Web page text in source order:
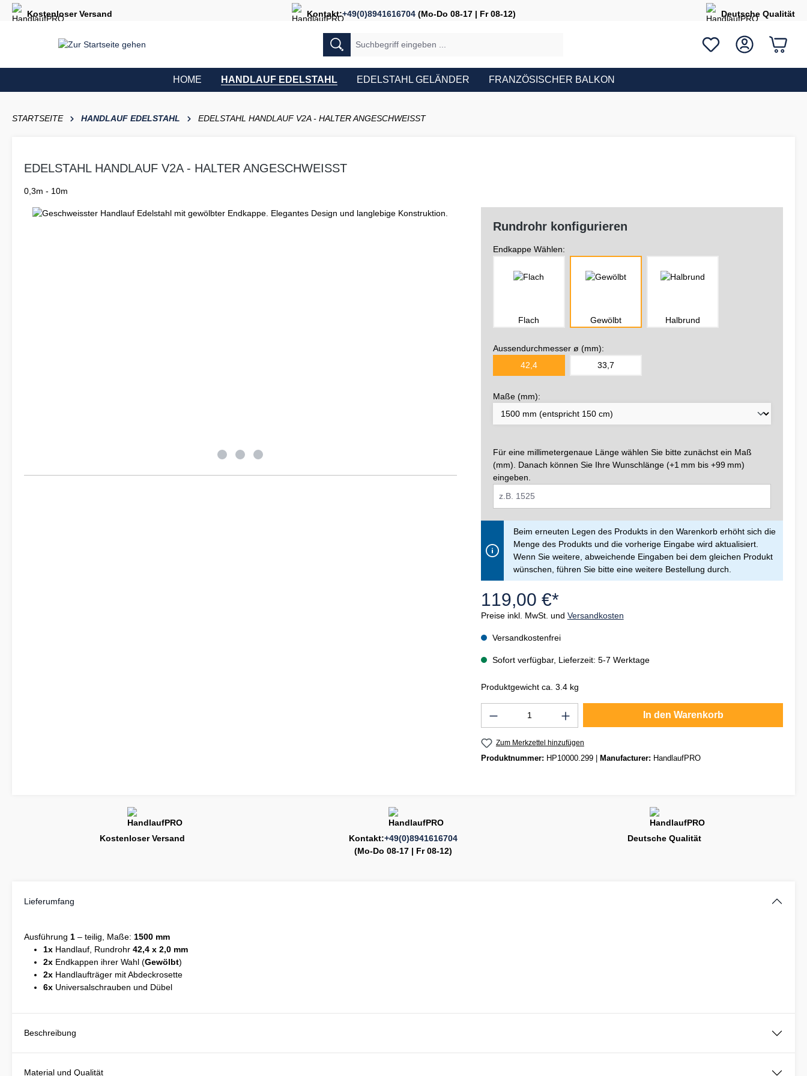
springen Zur Hauptnavigation springen
Kostenloser Versand Kontakt:+49(0)8941616704(Mo-Do 08-17 | Fr 08-12) Deutsche Qualität
HOME HANDLAUF EDELSTAHL EDELSTAHL GELÄNDER FRANZÖSISCHER BALKON
STARTSEITE HANDLAUF EDELSTAHL EDELSTAHL HANDLAUF V2A - HALTER ANGESCHWEISST
EDELSTAHL HANDLAUF V2A - HALTER ANGESCHWEISST
0,3m - 10m
Rundrohr konfigurieren
Endkappe Wählen:
Flach Gewölbt Halbrund
Aussendurchmesser ø (mm):
42,4
33,7
Maße (mm):
Für eine millimetergenaue Länge wählen Sie bitte zunächst ein Maß
(mm). Danach können Sie Ihre Wunschlänge (+1 mm bis +99 mm)
eingeben.
Beim erneuten Legen des Produkts in den Warenkorb erhöht sich die
Menge des Produkts und die vorherige Eingabe wird aktualisiert.
Wenn Sie weitere, abweichende Eingaben bei dem gleichen Produkt
wünschen, führen Sie bitte eine weitere Bestellung durch.
119,00 €*
Preise inkl. MwSt. und Versandkosten
Versandkostenfrei
Sofort verfügbar, Lieferzeit: 5-7 Werktage
Produktgewicht ca. 3.4 kg
Produkt Anzahl: Gib den gewünschten Wert ein
In den Warenkorb
Zum Merkzettel hinzufügen
Produktnummer: HP10000.299 Manufacturer: HandlaufPRO
Kostenloser Versand Kontakt:+49(0)8941616704
(Mo-Do 08-17 | Fr 08-12)
Deutsche Qualität
Lieferumfang
Ausführung 1 – teilig, Maße: 1500 mm
1x Handlauf, Rundrohr 42,4 x 2,0 mm
2x Endkappen ihrer Wahl (Gewölbt)
2x Handlaufträger mit Abdeckrosette
6x Universalschrauben und Dübel
Beschreibung
Material und Qualität